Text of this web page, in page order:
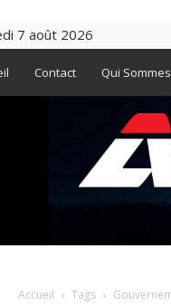
7 août 2026
Contact Qui
Accueil Tags